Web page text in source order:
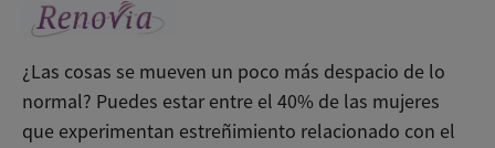
¿Las cosas se mueven un poco más despacio de lo
normal? Puedes estar entre el 40% de las mujeres
que experimentan estreñimiento relacionado con el